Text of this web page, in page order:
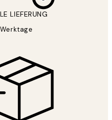
LIEFERUNG